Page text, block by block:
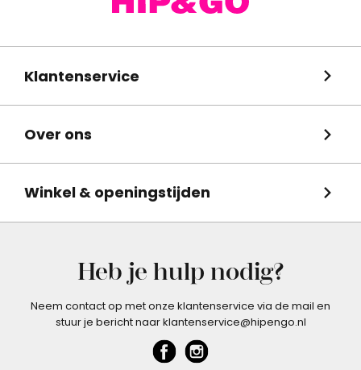
Klantenservice
Over ons
Winkel & openingstijden
Heb je hulp nodig?
Neem contact op met onze klantenservice via de mail en
stuur je bericht naar klantenservice@hipengo.nl